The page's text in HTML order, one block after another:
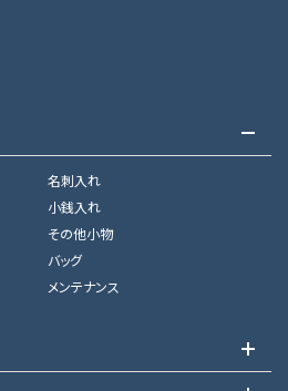
名刺入れ
小銭入れ
その他小物
バッグ
メンテナンス